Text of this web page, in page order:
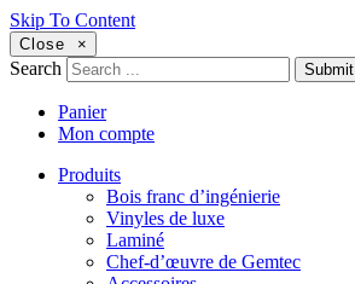
Skip To Content
Close ×
Search Submit
Panier
Mon compte
Produits
Bois franc d’ingénierie
Vinyles de luxe
Laminé
Chef-d’œuvre de Gemtec